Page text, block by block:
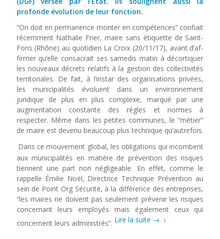
profonde évolu­tion de leur fonction.
“On doit en permanence monter en compé­tences” confiait
récemment Nathalie Frier, maire sans étiquette de Saint-
Fons (Rhône) au quotidien La Croix (20/11/17), avant d’af­
firmer qu’elle consacrait ses samedis matin à décortiquer
les nouveaux décrets relatifs à la gestion des collectivités
territoriales. De fait, à l’instar des organisations privées,
les municipalités évoluent dans un environne­ment
juridique de plus en plus complexe, marqué par une
augmentation constante des règles et normes à
respecter. Même dans les petites communes, le “métier”
de maire est devenu beaucoup plus technique qu’autrefois.
Dans ce mouvement global, les obligations qui incombent
aux municipalités en matière de prévention des risques
tiennent une part non négligeable. En effet, comme le
rappelle Émilie Noël, Directrice Technique Prévention au
sein de Point Org Sécurité, à la différence des entreprises,
“les maires ne doivent pas seulement prévenir les risques
concernant leurs employés mais également ceux qui
concernent leurs administrés”. Lire la suite →